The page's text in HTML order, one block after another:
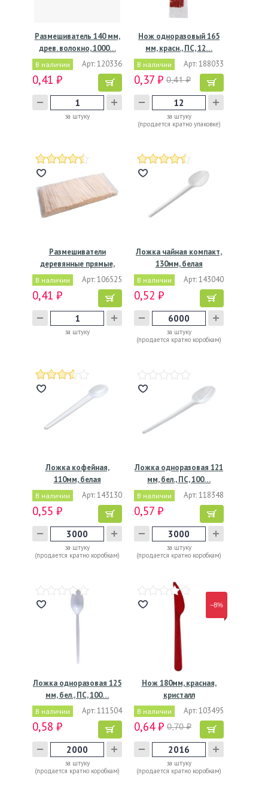
Размешиватель 140 мм,
древ. волокно, 1000…
В наличии Арт: 120336
0,41 ₽
за штуку
Нож одноразовый 165
мм, красн., ПС, 12…
В наличии Арт: 188033
0,37 ₽ 0,41 ₽
за штуку
(продается кратно упаковке)
Размешиватели
деревянные прямые,
180*6*1,8 мм
В наличии Арт: 106525
0,41 ₽
за штуку
Ложка чайная компакт,
130мм, белая
В наличии Арт: 143040
0,52 ₽
за штуку
(продается кратно коробкам)
Ложка кофейная,
110мм, белая
В наличии Арт: 143130
0,55 ₽
за штуку
(продается кратно коробкам)
Ложка одноразовая 121
мм, бел., ПС, 100…
В наличии Арт: 118348
0,57 ₽
за штуку
(продается кратно коробкам)
Ложка одноразовая 125
мм, бел., ПС, 100…
В наличии Арт: 111504
0,58 ₽
за штуку
(продается кратно коробкам)
−8%
Нож 180мм, красная,
кристалл
В наличии Арт: 103495
0,64 ₽ 0,70 ₽
за штуку
(продается кратно коробкам)